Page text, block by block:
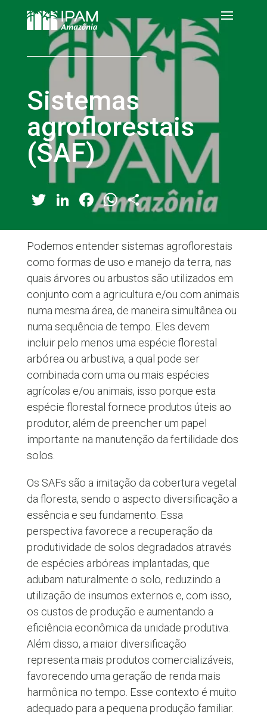
Sistemas
agroflorestais
(SAF)
Twitter
LinkedIn
Facebook
WhatsApp
Share
Podemos entender sistemas agroflorestais
como formas de uso e manejo da terra, nas
quais árvores ou arbustos são utilizados em
conjunto com a agricultura e/ou com animais
numa mesma área, de maneira simultânea ou
numa sequência de tempo. Eles devem
incluir pelo menos uma espécie florestal
arbórea ou arbustiva, a qual pode ser
combinada com uma ou mais espécies
agrícolas e/ou animais, isso porque esta
espécie florestal fornece produtos úteis ao
produtor, além de preencher um papel
importante na manutenção da fertilidade dos
solos.
Os SAFs são a imitação da cobertura vegetal
da floresta, sendo o aspecto diversificação a
essência e seu fundamento. Essa
perspectiva favorece a recuperação da
produtividade de solos degradados através
de espécies arbóreas implantadas, que
adubam naturalmente o solo, reduzindo a
utilização de insumos externos e, com isso,
os custos de produção e aumentando a
eficiência econômica da unidade produtiva.
Além disso, a maior diversificação
representa mais produtos comercializáveis,
favorecendo uma geração de renda mais
harmônica no tempo. Esse contexto é muito
adequado para a pequena produção familiar.